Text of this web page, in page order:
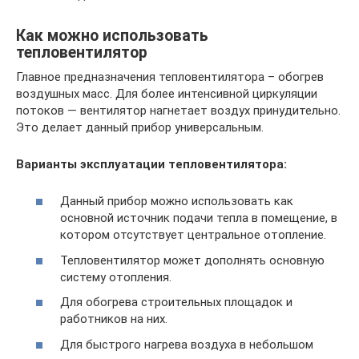
Как можно использовать
тепловентилятор
Главное предназначения тепловентилятора – обогрев
воздушных масс. Для более интенсивной циркуляции
потоков — вентилятор нагнетает воздух принудительно.
Это делает данный прибор универсальным.
Варианты эксплуатации тепловентилятора:
Данный прибор можно использовать как
основной источник подачи тепла в помещение, в
котором отсутствует центральное отопление.
Тепловентилятор может дополнять основную
систему отопления.
Для обогрева строительных площадок и
работников на них.
Для быстрого нагрева воздуха в небольшом